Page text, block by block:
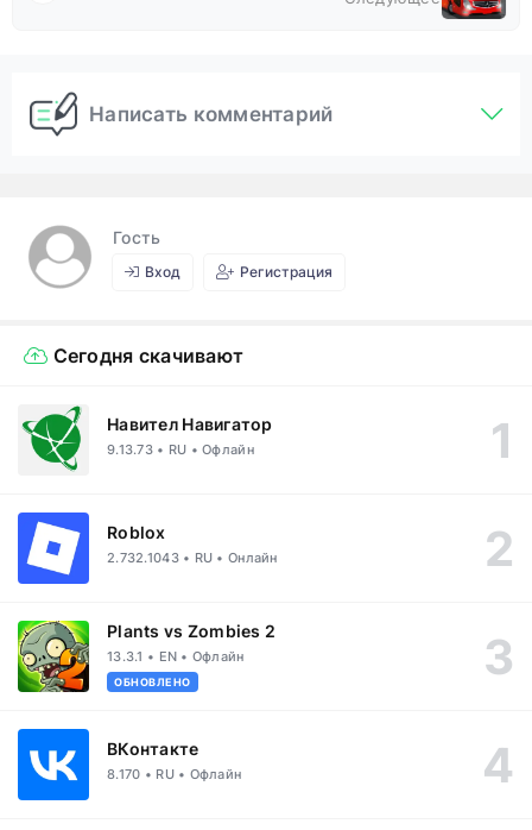
Написать комментарий
Гость
Вход Регистрация
Сегодня скачивают
Навител Навигатор
9.13.73 • RU • Офлайн
Roblox
2.732.1043 • RU • Онлайн
Plants vs Zombies 2
13.3.1 • EN • Офлайн
ОБНОВЛЕНО
ВКонтакте
8.170 • RU • Офлайн